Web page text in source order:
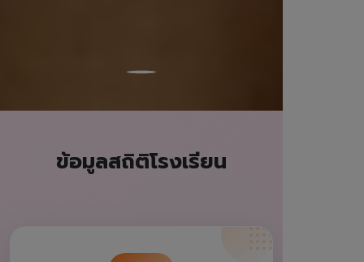
ข้อมูลสถิติโรงเรียน